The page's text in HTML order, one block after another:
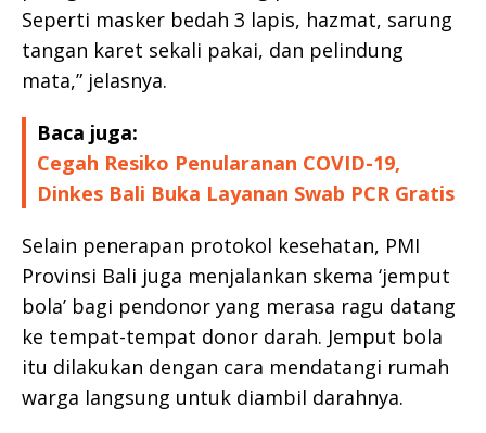
Seperti masker bedah 3 lapis, hazmat, sarung
tangan karet sekali pakai, dan pelindung
mata,” jelasnya.
Baca juga:
Cegah Resiko Penularanan COVID-19,
Dinkes Bali Buka Layanan Swab PCR Gratis
Selain penerapan protokol kesehatan, PMI
Provinsi Bali juga menjalankan skema ‘jemput
bola’ bagi pendonor yang merasa ragu datang
ke tempat-tempat donor darah. Jemput bola
itu dilakukan dengan cara mendatangi rumah
warga langsung untuk diambil darahnya.